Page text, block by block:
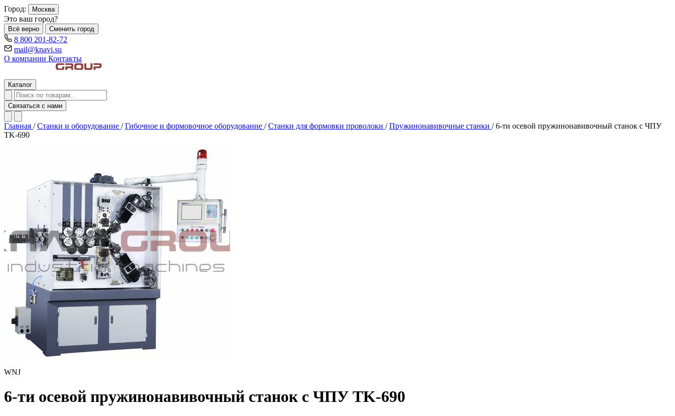
Город: Москва
Это ваш город?
Всё верно Сменить город
8 800 201-82-72
mail@knavi.su
О компании Контакты
Каталог
Связаться с нами
Главная / Станки и оборудование / Гибочное и формовочное оборудование / Станки для формовки проволоки / Пружинонавивочные станки / 6-ти осевой пружинонавивочный станок с ЧПУ
TK-690
WNJ
6-ти осевой пружинонавивочный станок с ЧПУ TK-690